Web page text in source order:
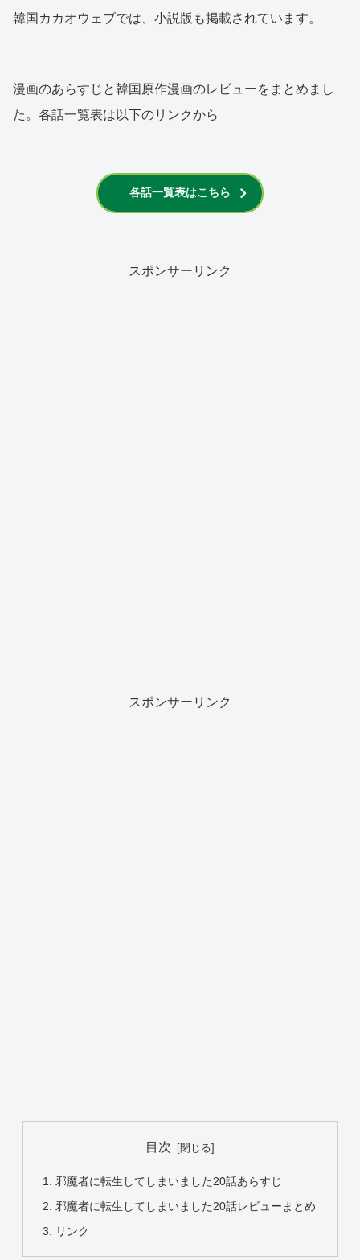
韓国カカオウェブでは、小説版も掲載されています。
漫画のあらすじと韓国原作漫画のレビューをまとめまし
た。各話一覧表は以下のリンクから
各話一覧表はこちら
スポンサーリンク
スポンサーリンク
目次
邪魔者に転生してしまいました20話あらすじ
邪魔者に転生してしまいました20話レビューまとめ
リンク